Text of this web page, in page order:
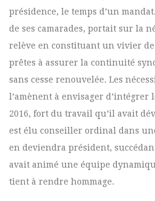
présidence, le temps d’un
de ses camarades, portait sur la
relève en constituant un vivier
prêtes à assurer la continuité
sans cesse renouvelée. Les
l’amènent à envisager d’intégrer
2016, fort du travail qu’il avait
est élu conseiller ordinal dans
en deviendra président,
avait animé une équipe
tient à rendre hommage.